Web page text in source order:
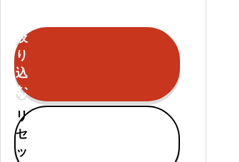
カ
ラ
ー
通
常・
定
期
セ
ー
ル
セールのみ対象
絞
り
込
む
リ
セ
ッ